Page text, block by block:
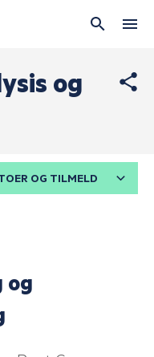
og
OG TILMELD
og